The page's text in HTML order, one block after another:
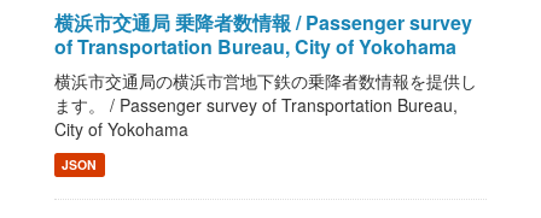
横浜市交通局 乗降者数情報 / Passenger survey
of Transportation Bureau, City of Yokohama
横浜市交通局の横浜市営地下鉄の乗降者数情報を提供し
ます。 / Passenger survey of Transportation Bureau,
City of Yokohama
JSON